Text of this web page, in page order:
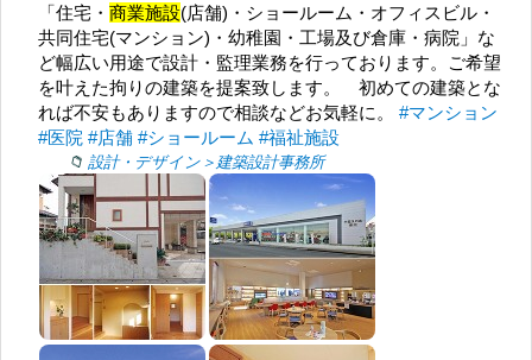
「住宅・商業施設(店舗)・ショールーム・オフィスビル・
共同住宅(マンション)・幼稚園・工場及び倉庫・病院」な
ど幅広い用途で設計・監理業務を行っております。ご希望
を叶えた拘りの建築を提案致します。 初めての建築とな
れば不安もありますので相談などお気軽に。#マンション
#医院 #店舗 #ショールーム #福祉施設
設計・デザイン＞建築設計事務所